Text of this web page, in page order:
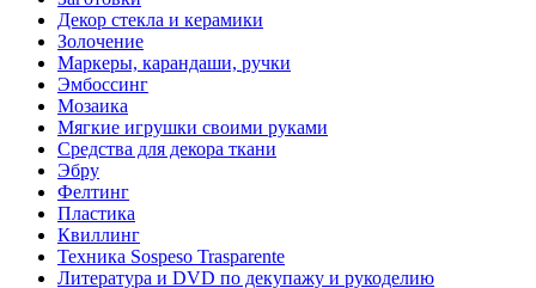
Декор стекла и керамики
Золочение
Маркеры, карандаши, ручки
Эмбоссинг
Мозаика
Мягкие игрушки своими руками
Средства для декора ткани
Эбру
Фелтинг
Пластика
Квиллинг
Техника Sospeso Trasparente
Литература и DVD по декупажу и рукоделию